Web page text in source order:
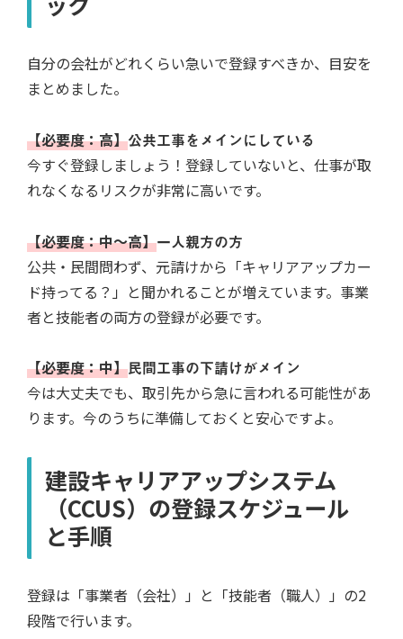
自分の会社がどれくらい急いで登録すべきか、目安を
まとめました。
【必要度：高】公共工事をメインにしている
今すぐ登録しましょう！登録していないと、仕事が取
れなくなるリスクが非常に高いです。
【必要度：中〜高】一人親方の方
公共・民間問わず、元請けから「キャリアアップカー
ド持ってる？」と聞かれることが増えています。事業
者と技能者の両方の登録が必要です。
【必要度：中】民間工事の下請けがメイン
今は大丈夫でも、取引先から急に言われる可能性があ
ります。今のうちに準備しておくと安心ですよ。
建設キャリアアップシステム
（CCUS）の登録スケジュール
と手順
登録は「事業者（会社）」と「技能者（職人）」の2
段階で行います。